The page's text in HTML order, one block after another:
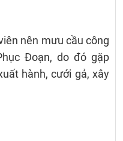
nên mưu cầu công
Đoạn, do đó gặp
hành, cưới gả, xây